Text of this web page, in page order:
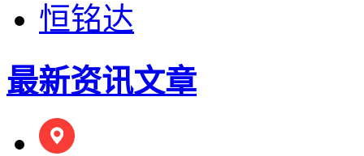
恒铭达
最新资讯文章